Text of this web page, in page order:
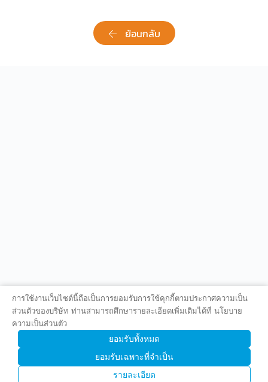
ย้อนกลับ
การใช้งานเว็บไซต์นี้ถือเป็นการยอมรับการใช้คุกกี้ตามประกาศความเป็น
ส่วนตัวของบริษัท ท่านสามารถศึกษารายละเอียดเพิ่มเติมได้ที่ นโยบาย
ความเป็นส่วนตัว
ยอมรับทั้งหมด
ยอมรับเฉพาะที่จำเป็น
รายละเอียด